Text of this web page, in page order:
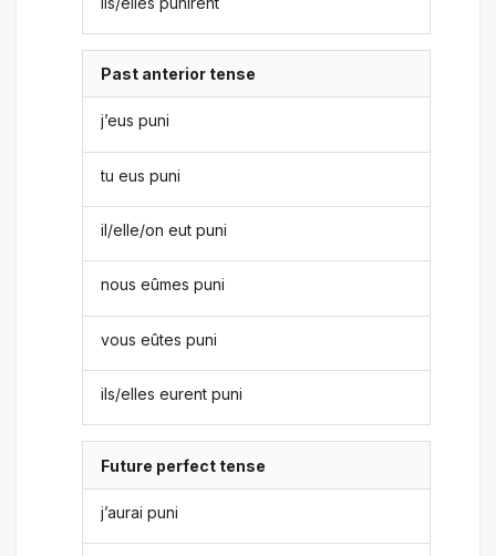
Past anterior tense
j’eus puni
tu eus puni
il/elle/on eut puni
nous eûmes puni
vous eûtes puni
ils/elles eurent puni
Future perfect tense
j’aurai puni